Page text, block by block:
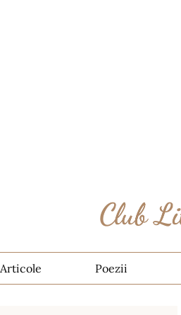
Articole Poezii